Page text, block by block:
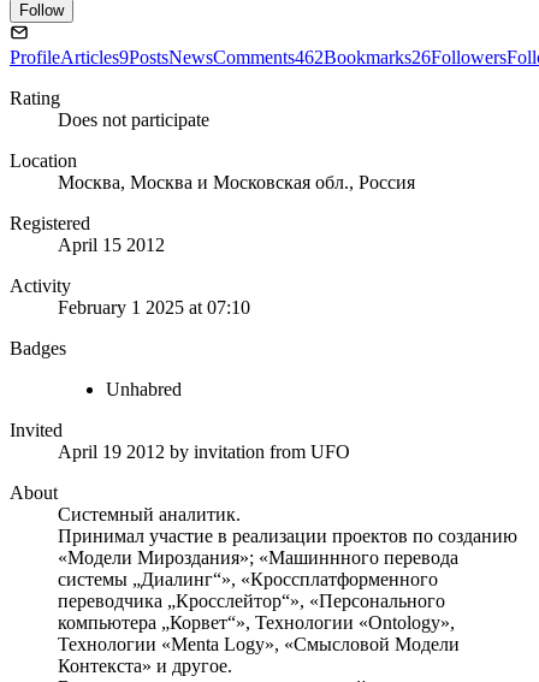
Follow
ProfileArticles9PostsNewsComments462Bookmarks26Followers
Rating
Does not participate
Location
Москва, Москва и Московская обл., Россия
Registered
April 15 2012
Activity
February 1 2025 at 07:10
Badges
Unhabred
Invited
April 19 2012 by invitation from UFO
About
Системный аналитик.
Принимал участие в реализации проектов по созданию
«Модели Мироздания»; «Машиннного перевода
системы „Диалинг“», «Кроссплатформенного
переводчика „Кросслейтор“», «Персонального
компьютера „Корвет“», Технологии «Ontology»,
Технологии «Menta Logy», «Смысловой Модели
Контекста» и другое.